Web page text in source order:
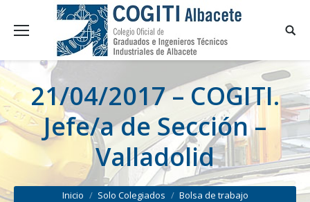
21/04/2017 – COGITI.
Jefe/a de Sección –
Valladolid
You are here:
Inicio Solo Colegiados
Bolsa de trabajo